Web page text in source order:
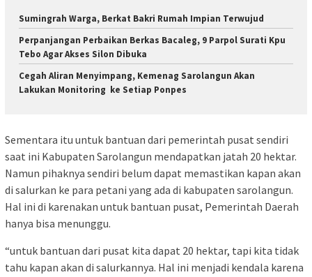
Sumingrah Warga, Berkat Bakri Rumah Impian Terwujud
Perpanjangan Perbaikan Berkas Bacaleg, 9 Parpol Surati Kpu
Tebo Agar Akses Silon Dibuka
Cegah Aliran Menyimpang, Kemenag Sarolangun Akan
Lakukan Monitoring ke Setiap Ponpes
Sementara itu untuk bantuan dari pemerintah pusat sendiri
saat ini Kabupaten Sarolangun mendapatkan jatah 20 hektar.
Namun pihaknya sendiri belum dapat memastikan kapan akan
di salurkan ke para petani yang ada di kabupaten sarolangun.
Hal ini di karenakan untuk bantuan pusat, Pemerintah Daerah
hanya bisa menunggu.
“untuk bantuan dari pusat kita dapat 20 hektar, tapi kita tidak
tahu kapan akan di salurkannya. Hal ini menjadi kendala karena